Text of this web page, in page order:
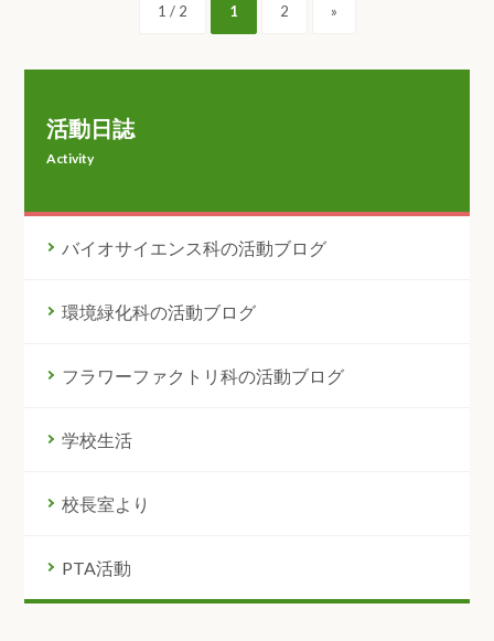
1 / 2 1 2 »
活動日誌
Activity
バイオサイエンス科の活動ブログ
環境緑化科の活動ブログ
フラワーファクトリ科の活動ブログ
学校生活
校長室より
PTA活動